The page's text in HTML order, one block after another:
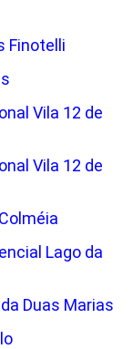
Finotelli
Vila 12 de
Vila 12 de
Lago da
Duas Marias